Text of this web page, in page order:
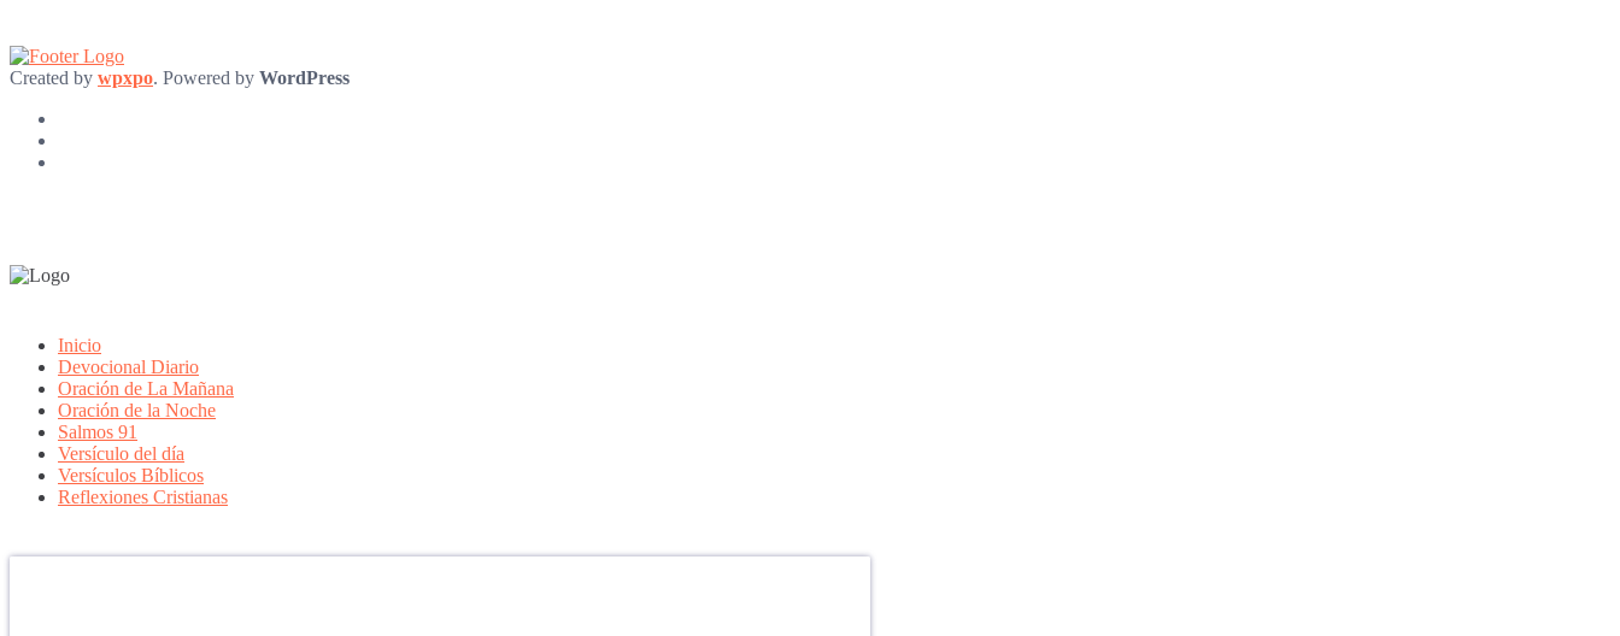
Created by wpxpo. Powered by WordPress
Inicio
Devocional Diario
Oración de La Mañana
Oración de la Noche
Salmos 91
Versículo del día
Versículos Bíblicos
Reflexiones Cristianas